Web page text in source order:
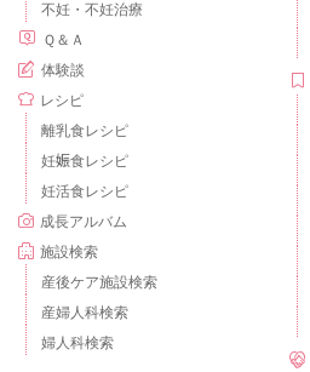
不妊・不妊治療
Ｑ＆Ａ
体験談
レシピ
離乳食レシピ
妊娠食レシピ
妊活食レシピ
成長アルバム
施設検索
産後ケア施設検索
産婦人科検索
婦人科検索